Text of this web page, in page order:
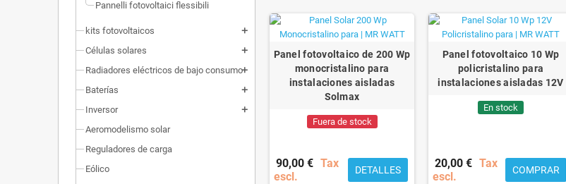
Pannelli fotovoltaici flessibili
kits fotovoltaicos add
Células solares add
Radiadores eléctricos de bajo consumoadd
Baterías add
Inversor add
Aeromodelismo solar
Reguladores de carga
Eólico
Panel fotovoltaico de 200 Wp
monocristalino para
instalaciones aisladas
Solmax
Fuera de stock
90,00 € Tax
escl.
DETALLES
Panel fotovoltaico 10 Wp
policristalino para
instalaciones aisladas 12V
En stock
20,00 € Tax
escl.
COMPRAR